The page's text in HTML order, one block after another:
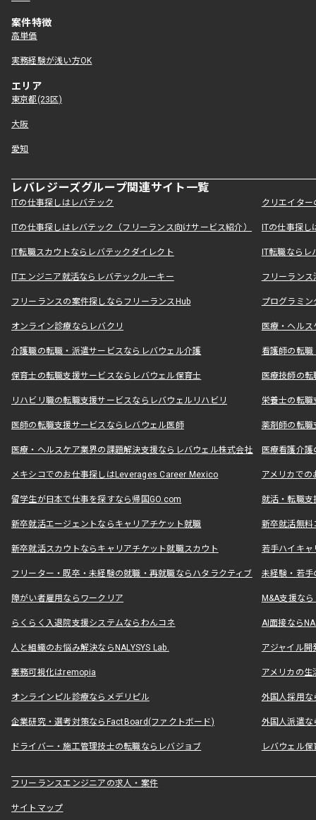
案件特徴
高単価
実務経験が浅い方OK
エリア
東京都(23区)
大阪
愛知
レバレジーズグループ関連サイト一覧
ITの仕事探しはレバテック クリエイタ
ITの仕事探しはレバテック（フリーランス向けサービス紹介） ITの仕事探
IT転職スカウトならレバテックダイレクト IT転職なら
ITエンジニア就活ならレバテックルーキー フリーラン
フリーランスの案件探しならフリーランスHub プログラミ
オンライン診療ならレバクリ 医療・ヘル
介護職の転職・派遣サービスならレバウェル介護 看護師の転
保育士の転職支援サービスならレバウェル保育士 医療技師の
リハビリ職の転職支援サービスならレバウェルリハビリ 栄養士の転
医師の転職支援サービスならレバウェル医師 薬剤師の転
医療・ヘルスケア業界の課題解決支援ならレバウェル株式会社 医療看護介
メキシコでのお仕事探しはLeverages Career Mexico アメリカで
留学生が日本で仕事を探すなら帰国GO.com 就活・転職
新卒就活エージェントならキャリアチケット就職 新卒就活無料
新卒就活スカウトならキャリアチケット就職スカウト 若手ハイキ
フリーター・既卒・未経験の就職・再就職ならハタラクティブ 未経験・若手
障がい者雇用ならワークリア M&A支援な
らくらく入退院支援システムならわんコネ AI面接なら
人と組織のお悩み解決ならNALYSYS Lab. アジャイル
業務可視化はremopia アメリカの
オンラインピル診療ならメデリピル 外国人採用
企業研究・選考対策ならFactBoard(ファクトボード) 外国人派遣な
ドライバー・施工管理技士の転職ならレバジョブ レバウェル
フリーランスエンジニアの求人・案件
サイトマップ